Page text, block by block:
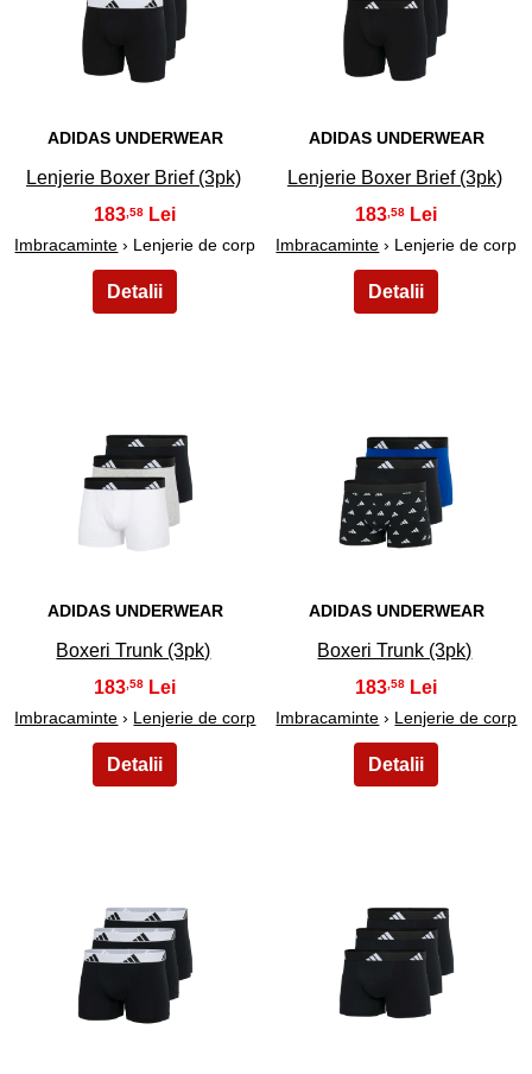
ADIDAS UNDERWEAR
Lenjerie Boxer Brief (3pk)
183 ,58
Imbracaminte › Lenjerie de corp
ADIDAS UNDERWEAR
Lenjerie Boxer Brief (3pk)
183 ,58
Imbracaminte › Lenjerie de corp
ADIDAS UNDERWEAR
Boxeri Trunk (3pk)
183,58
Imbracaminte › Lenjerie de corp
12
ADIDAS UNDERWEAR
Boxeri Trunk (3pk)
183,58
Imbracaminte › Lenjerie de corp